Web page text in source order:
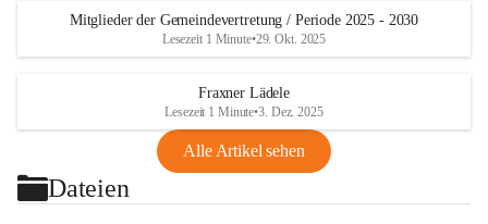
Mitglieder der Gemeindevertretung / Periode 2025 - 2030
Lesezeit 1 Minute•29. Okt. 2025
Fraxner Lädele
Lesezeit 1 Minute•3. Dez. 2025
Alle Artikel sehen
Dateien